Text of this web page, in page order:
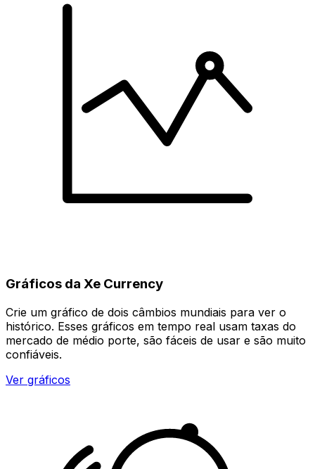
Gráficos da Xe Currency
Crie um gráfico de dois câmbios mundiais para ver o
histórico. Esses gráficos em tempo real usam taxas do
mercado de médio porte, são fáceis de usar e são muito
confiáveis.
Ver gráficos